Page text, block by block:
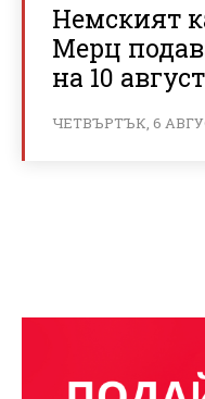
Немският
Мерц
на 10
ЧЕТВЪРТЪК, 6